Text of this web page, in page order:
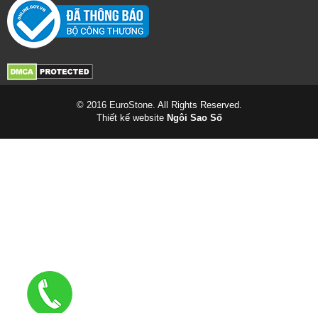
© 2016 EuroStone. All Rights Reserved.
Thiết kế website Ngôi Sao Số